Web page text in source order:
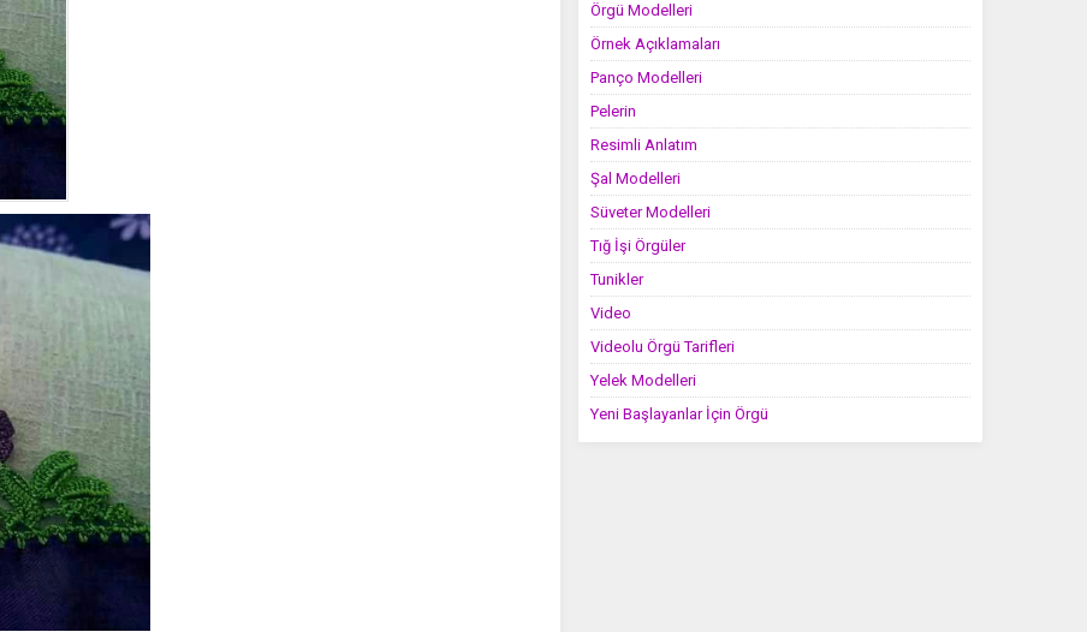
Örgü Modelleri
Örnek Açıklamaları
Panço Modelleri
Pelerin
Resimli Anlatım
Şal Modelleri
Süveter Modelleri
Tığ İşi Örgüler
Tunikler
Video
Videolu Örgü Tarifleri
Yelek Modelleri
Yeni Başlayanlar İçin Örgü